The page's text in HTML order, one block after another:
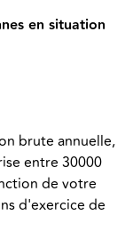
en situation
brute annuelle,
entre 30000
de votre
d'exercice de